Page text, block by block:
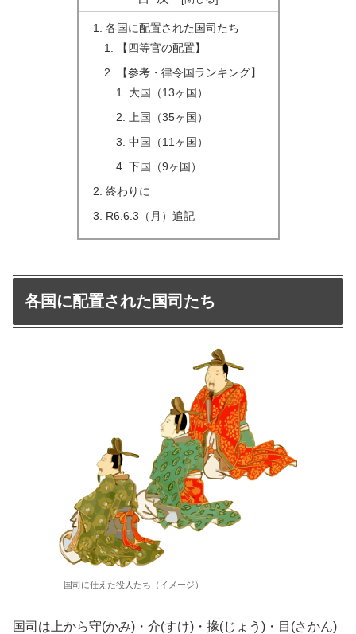
各国に配置された国司たち
【四等官の配置】
【参考・律令国ランキング】
大国（13ヶ国）
上国（35ヶ国）
中国（11ヶ国）
下国（9ヶ国）
終わりに
R6.6.3（月）追記
各国に配置された国司たち
国司に仕えた役人たち（イメージ）
国司は上から守(かみ)・介(すけ)・掾(じょう)・目(さかん)